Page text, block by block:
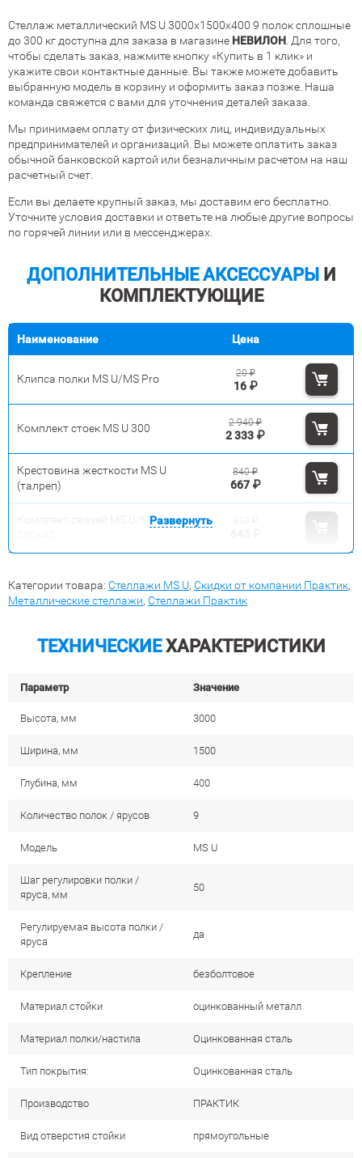
Стеллаж металлический MS U 3000х1500х400 9 полок сплошные
до 300 кг доступна для заказа в магазине НЕВИЛОН . Для того,
чтобы сделать заказ, нажмите кнопку «Купить в 1 клик» и
укажите свои контактные данные. Вы также можете добавить
выбранную модель в корзину и оформить заказ позже. Наша
команда свяжется с вами для уточнения деталей заказа.
Мы принимаем оплату от физических лиц, индивидуальных
предпринимателей и организаций. Вы можете оплатить заказ
обычной банковской картой или безналичным расчетом на наш
расчетный счет.
Если вы делаете крупный заказ, мы доставим его бесплатно.
Уточните условия доставки и ответьте на любые другие вопросы
по горячей линии или в мессенджерах.
ДОПОЛНИТЕЛЬНЫЕ АКСЕССУАРЫ И
КОМПЛЕКТУЮЩИЕ
Наименование Цена
Клипса полки MS U/MS Pro
16 ₽
20₽
Комплект стоек MS U 300
2 333 ₽
2 940₽
Крестовина жесткости MS U
(талреп)
667 ₽
840₽
Комплект связей MS U/MS ProРазвернуть
Категории товара: Стеллажи MS U, Скидки от компании Практик,
Металлические стеллажи, Стеллажи Практик
ТЕХНИЧЕСКИЕХАРАКТЕРИСТИКИ
Параметр Значение
Высота, мм 3000
Ширина, мм 1500
Глубина, мм 400
Количество полок / ярусов 9
Модель MS U
Шаг регулировки полки /
яруса, мм
50
Регулируемая высота полки /
яруса
да
Крепление безболтовое
Материал стойки оцинкованный металл
Материал полки/настила Оцинкованная сталь
Тип покрытия: Оцинкованная сталь
Производство ПРАКТИК
Вид отверстия стойки прямоугольные